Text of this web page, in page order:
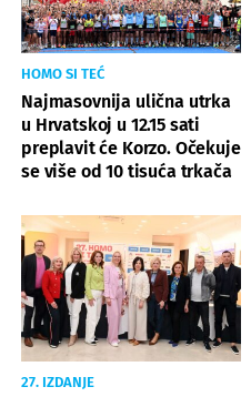
HOMO SI TEĆ
Najmasovnija ulična utrka
u Hrvatskoj u 12.15 sati
preplavit će Korzo. Očekuje
se više od 10 tisuća trkača
27. IZDANJE